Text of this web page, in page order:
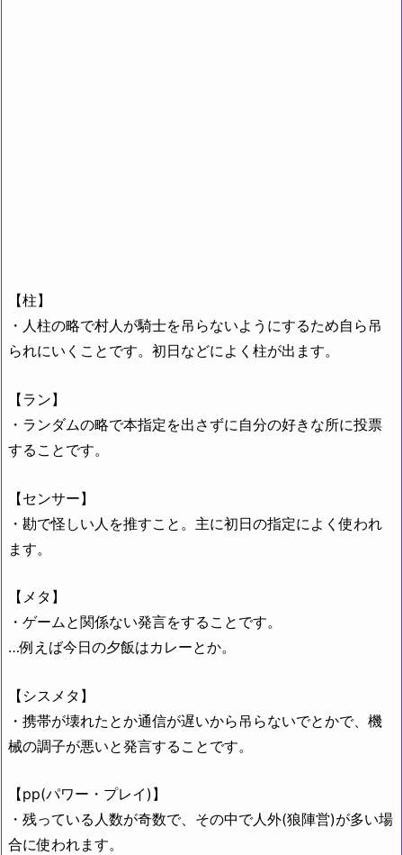
【柱】
・人柱の略で村人が騎士を吊らないようにするため自ら吊
られにいくことです。初日などによく柱が出ます。
【ラン】
・ランダムの略で本指定を出さずに自分の好きな所に投票
することです。
【センサー】
・勘で怪しい人を推すこと。主に初日の指定によく使われ
ます。
【メタ】
・ゲームと関係ない発言をすることです。
…例えば今日の夕飯はカレーとか。
【シスメタ】
・携帯が壊れたとか通信が遅いから吊らないでとかで、機
械の調子が悪いと発言することです。
【pp(パワー・プレイ)】
・残っている人数が奇数で、その中で人外(狼陣営)が多い場
合に使われます。